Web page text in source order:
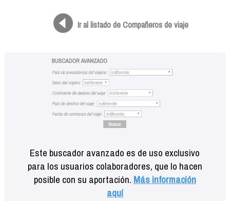
Ir al listado de Compañeros de viaje
Este buscador avanzado es de uso exclusivo
para los usuarios colaboradores, que lo hacen
posible con su aportación. Más información
aquí